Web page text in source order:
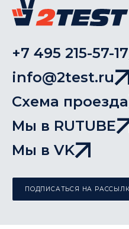
+7 495 215-57-17
info@2test.ru
Схема проезда
Мы в RUTUBE
Мы в VK
ПОДПИСАТЬСЯ НА